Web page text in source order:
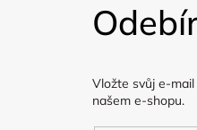
Vložte svůj e-
našem e-shopu.